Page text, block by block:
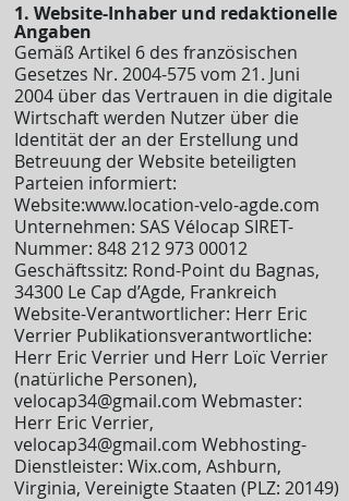
1. Website-Inhaber und redaktionelle
Angaben
Gemäß Artikel 6 des französischen
Gesetzes Nr. 2004-575vom 21. Juni
2004 über das Vertrauen in die digitale
Wirtschaft werden Nutzer über die
Identität der an der Erstellung und
Betreuung der Website beteiligten
Parteien informiert:
Website:www.location-velo-agde.com
Unternehmen: SAS Vélocap SIRET-
Nummer: 848 212 973 00012
Geschäftssitz: Rond-Point du Bagnas,
34300 Le Cap d’Agde, Frankreich
Website-Verantwortlicher: Herr Eric
Verrier Publikationsverantwortliche:
Herr Eric Verrier und Herr Loïc Verrier
(natürliche Personen),
velocap34@gmail.com Webmaster:
Herr Eric Verrier,
velocap34@gmail.com Webhosting-
Dienstleister: Wix.com, Ashburn,
Virginia, Vereinigte Staaten (PLZ: 20149)